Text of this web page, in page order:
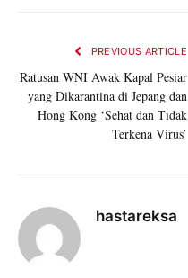
PREVIOUS ARTICLE
Ratusan WNI Awak Kapal Pesiar
yang Dikarantina di Jepang dan
Hong Kong ‘Sehat dan Tidak
Terkena Virus’
hastareksa